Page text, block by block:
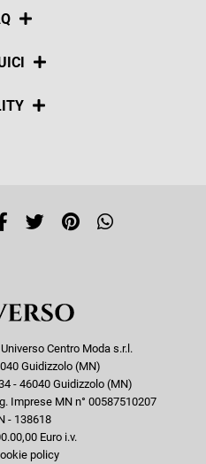
siamo
Centro Moda s.r.l.
Guidizzolo (MN)
- 46040 Guidizzolo (MN)
Imprese MN n° 00587510207
- 138618
Euro i.v.
policy